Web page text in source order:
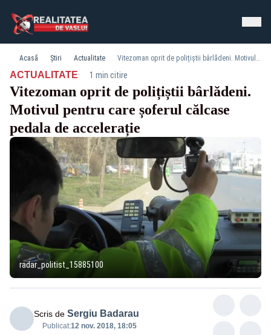
Acasă Știri Actualitate Vitezoman oprit de polițiștii bârlădeni. Motivul pentru care șoferul călcase pedala de accelerație
ACTUALITATE· 1 min citire
Vitezoman oprit de polițiștii bârlădeni.
Motivul pentru care șoferul călcase
pedala de accelerație
radar_politist_15885100
Scris de Sergiu Badarau
Publicat:12 nov. 2018, 18:05